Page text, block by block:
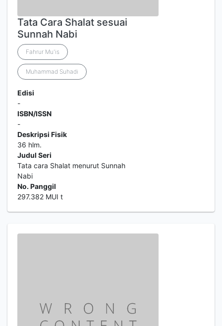
Tata Cara Shalat sesuai
Sunnah Nabi
Fahrur Mu'is
Muhammad Suhadi
Edisi
-
ISBN/ISSN
-
Deskripsi Fisik
36 hlm.
Judul Seri
Tata cara Shalat menurut Sunnah
Nabi
No. Panggil
297.382 MUI t